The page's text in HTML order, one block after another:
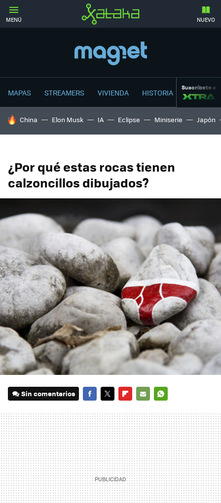
MENÚ NUEVO
MAPAS STREAMERS VIVIENDA HISTORIA Suscríbete a
HOY SE HABLA DE
China Elon Musk IA Eclipse Miniserie Japón
¿Por qué estas rocas tienen
calzoncillos dibujados?
Sin comentarios
MAIL